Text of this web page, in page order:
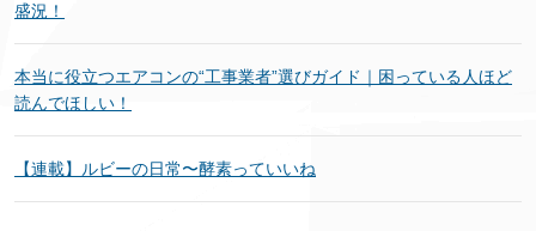
盛況！
本当に役立つエアコンの“工事業者”選びガイド｜困っている人ほど
読んでほしい！
【連載】ルビーの日常〜酵素っていいね